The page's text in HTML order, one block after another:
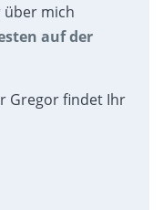
über mich
auf der
Gregor findet Ihr